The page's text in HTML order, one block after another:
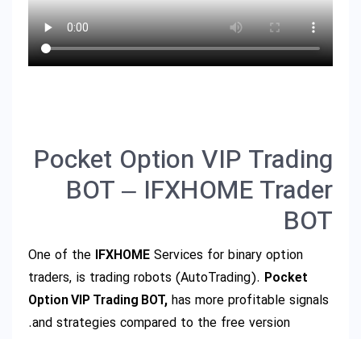
Pocket Option VIP Trading
BOT – IFXHOME Trader
BOT
One of the IFXHOME Services for binary option
traders, is trading robots (AutoTrading). Pocket
Option VIP Trading BOT, has more profitable signals
and strategies compared to the free version.